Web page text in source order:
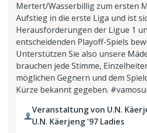
Mertert/Wasserbillig zum ersten
Aufstieg in die erste Liga und ist
Herausforderungen der Ligue 1
entscheidenden Playoff-Spiels
Unterstützen Sie also unsere
brauchen jede Stimme,
möglichen Gegnern und dem
Kürze bekannt gegeben.
Veranstaltung von U.N.
U.N. Käerjeng '97 Ladies